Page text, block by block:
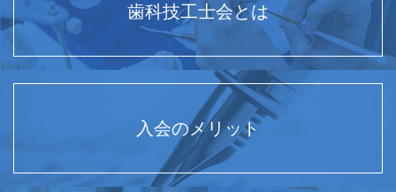
歯科技工士会とは
入会のメリット